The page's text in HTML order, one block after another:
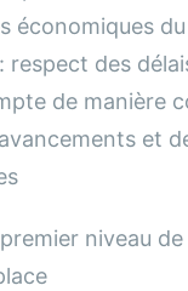
économiques
respect des
de manière
et
niveau